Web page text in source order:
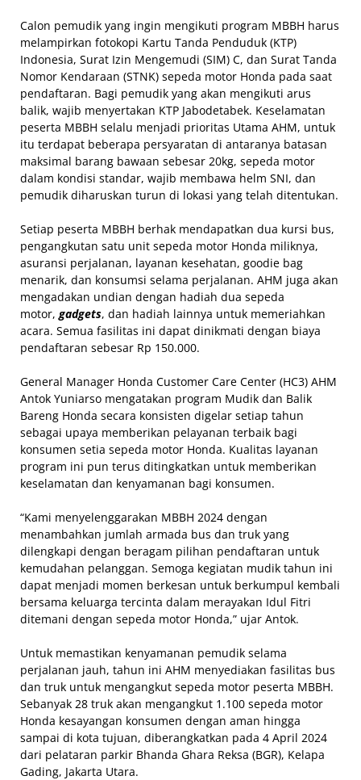
Calon pemudik yang ingin mengikuti program MBBH harus
melampirkan fotokopi Kartu Tanda Penduduk (KTP)
Indonesia, Surat Izin Mengemudi (SIM) C, dan Surat Tanda
Nomor Kendaraan (STNK) sepeda motor Honda pada saat
pendaftaran. Bagi pemudik yang akan mengikuti arus
balik, wajib menyertakan KTP Jabodetabek. Keselamatan
peserta MBBH selalu menjadi prioritas Utama AHM, untuk
itu terdapat beberapa persyaratan di antaranya batasan
maksimal barang bawaan sebesar 20kg, sepeda motor
dalam kondisi standar, wajib membawa helm SNI, dan
pemudik diharuskan turun di lokasi yang telah ditentukan.
Setiap peserta MBBH berhak mendapatkan dua kursi bus,
pengangkutan satu unit sepeda motor Honda miliknya,
asuransi perjalanan, layanan kesehatan, goodie bag
menarik, dan konsumsi selama perjalanan. AHM juga akan
mengadakan undian dengan hadiah dua sepeda
motor, gadgets, dan hadiah lainnya untuk memeriahkan
acara. Semua fasilitas ini dapat dinikmati dengan biaya
pendaftaran sebesar Rp 150.000.
General Manager Honda Customer Care Center (HC3) AHM
Antok Yuniarso mengatakan program Mudik dan Balik
Bareng Honda secara konsisten digelar setiap tahun
sebagai upaya memberikan pelayanan terbaik bagi
konsumen setia sepeda motor Honda. Kualitas layanan
program ini pun terus ditingkatkan untuk memberikan
keselamatan dan kenyamanan bagi konsumen.
“Kami menyelenggarakan MBBH 2024 dengan
menambahkan jumlah armada bus dan truk yang
dilengkapi dengan beragam pilihan pendaftaran untuk
kemudahan pelanggan. Semoga kegiatan mudik tahun ini
dapat menjadi momen berkesan untuk berkumpul kembali
bersama keluarga tercinta dalam merayakan Idul Fitri
ditemani dengan sepeda motor Honda,” ujar Antok.
Untuk memastikan kenyamanan pemudik selama
perjalanan jauh, tahun ini AHM menyediakan fasilitas bus
dan truk untuk mengangkut sepeda motor peserta MBBH.
Sebanyak 28 truk akan mengangkut 1.100 sepeda motor
Honda kesayangan konsumen dengan aman hingga
sampai di kota tujuan, diberangkatkan pada 4 April 2024
dari pelataran parkir Bhanda Ghara Reksa (BGR), Kelapa
Gading, Jakarta Utara.